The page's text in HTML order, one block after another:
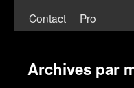
Contact
Pro
Archives par